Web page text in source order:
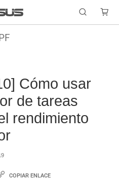
Cómo usar
de tareas
rendimiento
COPIAR ENLACE